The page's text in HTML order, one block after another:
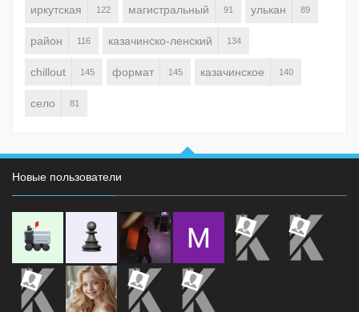
иркутская 122 магистральный 91 улькан 89
район 116 казачинско-ленский 134
chillout 145 формат 145 казачинское 140
село 81
Новые пользователи